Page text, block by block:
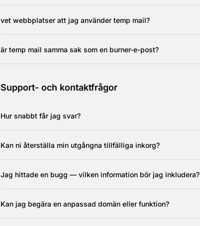
vet webbplatser att jag använder temp mail?
är temp mail samma sak som en burner-e-post?
Support- och kontaktfrågor
Hur snabbt får jag svar?
Kan ni återställa min utgångna tillfälliga inkorg?
Jag hittade en bugg — vilken information bör jag inkludera?
Kan jag begära en anpassad domän eller funktion?